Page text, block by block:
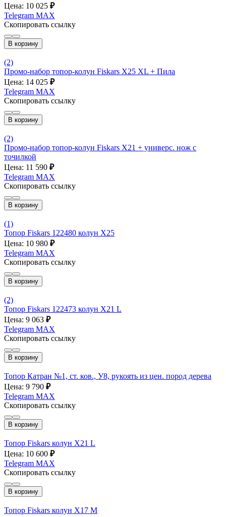
Цена: 10 025 ₽
Telegram MAX
Скопировать ссылку
В корзину
(2)
Промо-набор топор-колун Fiskars Х25 XL + Пила
Цена: 14 025 ₽
Telegram MAX
Скопировать ссылку
В корзину
(2)
Промо-набор топор-колун Fiskars Х21 + универс. нож с
точилкой
Цена: 11 590 ₽
Telegram MAX
Скопировать ссылку
В корзину
(1)
Топор Fiskars 122480 колун Х25
Цена: 10 980 ₽
Telegram MAX
Скопировать ссылку
В корзину
(2)
Топор Fiskars 122473 колун Х21 L
Цена: 9 063 ₽
Telegram MAX
Скопировать ссылку
В корзину
Топор Катран №1, ст. ков., У8, рукоять из цен. пород дерева
Цена: 9 790 ₽
Telegram MAX
Скопировать ссылку
В корзину
Топор Fiskars колун Х21 L
Цена: 10 600 ₽
Telegram MAX
Скопировать ссылку
В корзину
Топор Fiskars колун Х17 M